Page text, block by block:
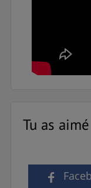
Tu as